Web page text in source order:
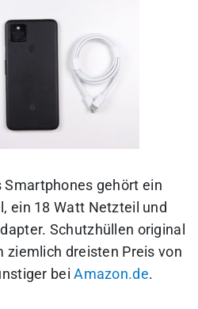
gehört ein
ein 18 Watt Netzteil und
Schutzhüllen original
ziemlich dreisten Preis von
beiAmazon.de.